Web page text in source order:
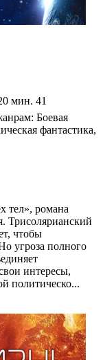
мин. 41
Боевая
фантастика,
тел», романа
Трисолярианский
чтобы
угроза полного
интересы,
политическо...